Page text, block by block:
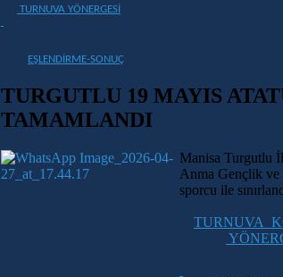
TURNUVA YÖNERGESİ
EŞLENDİRME-SONUÇ
TURGUTLU 19 MAYIS
TAMAMLANDI
Manisa Turgutlu
Anma Gençlik ve
sporcu ile
TURNUVA